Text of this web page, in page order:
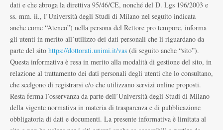
dati e che abroga la direttiva 95/46/CE, nonché del D. Lgs 196/2003 e
ss. mm. ii., l’Università degli Studi di Milano nel seguito indicata
anche come “Ateneo”) nella persona del Rettore pro tempore, informa
gli utenti in merito all’utilizzo dei dati personali che li riguardano da
parte del sito https://dottorati.unimi.it/vas (di seguito anche “sito”).
Questa informativa è resa in merito alla modalità di gestione del sito, in
relazione al trattamento dei dati personali degli utenti che lo consultano,
che scelgono di registrarsi e/o che utilizzano servizi online proposti.
Resta ferma l’osservanza da parte dell’Università degli Studi di Milano
della vigente normativa in materia di trasparenza e di pubblicazione
obbligatoria di dati e documenti. La presente informativa è limitata al